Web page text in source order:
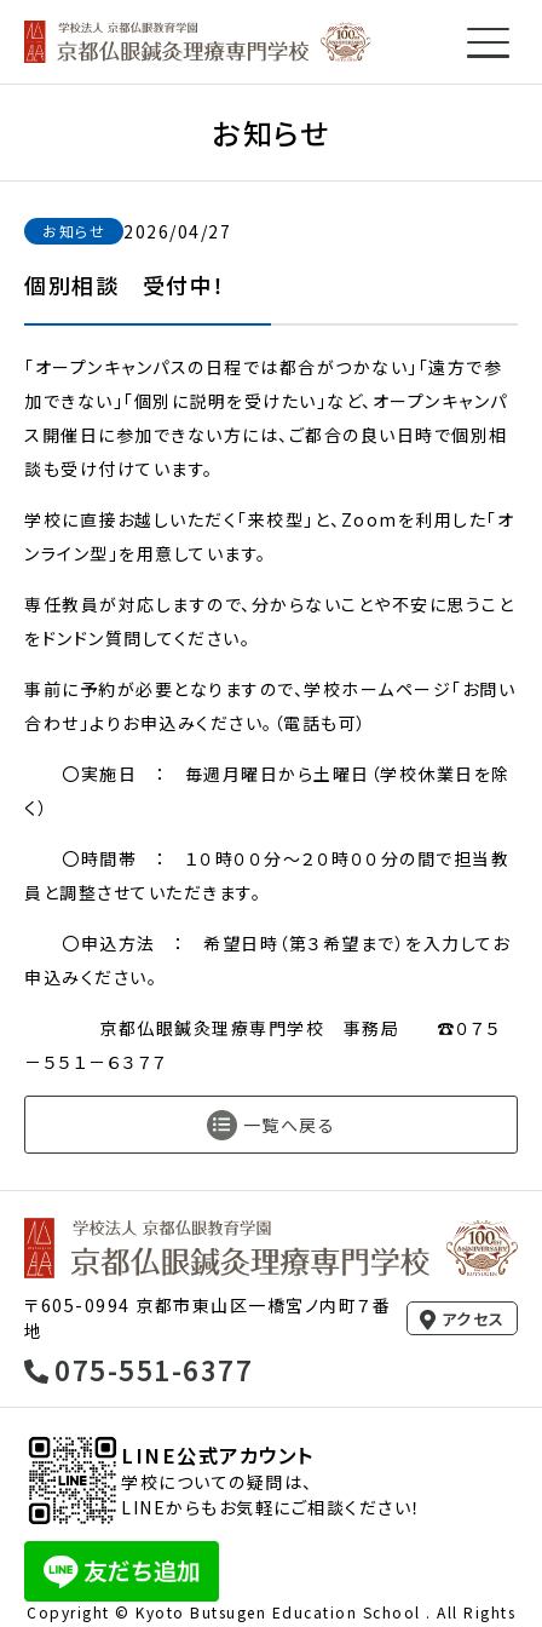
お知らせ
お知らせ 2026/04/27
個別相談 受付中！
「オープンキャンパスの日程では都合がつかない」「遠方で参
加できない」「個別に説明を受けたい」など、オープンキャンパ
ス開催日に参加できない方には、ご都合の良い日時で個別相
談も受け付けています。
学校に直接お越しいただく「来校型」と、Zoomを利用した「オ
ンライン型」を用意しています。
専任教員が対応しますので、分からないことや不安に思うこと
をドンドン質問してください。
事前に予約が必要となりますので、学校ホームページ「お問い
合わせ」よりお申込みください。（電話も可）
〇実施日 ： 毎週月曜日から土曜日（学校休業日を除
く）
〇時間帯 ： １０時００分～２０時００分の間で担当教
員と調整させていただきます。
〇申込方法 ： 希望日時（第３希望まで）を入力してお
申込みください。
京都仏眼鍼灸理療専門学校 事務局 ☎０７５
－５５１－６３７７
一覧へ戻る
〒605-0994 京都市東山区一橋宮ノ内町７番
地
アクセス
075-551-6377
LINE公式アカウント
学校についての疑問は、
LINEからもお気軽にご相談ください！
Copyright © Kyoto Butsugen Education School . All Rights